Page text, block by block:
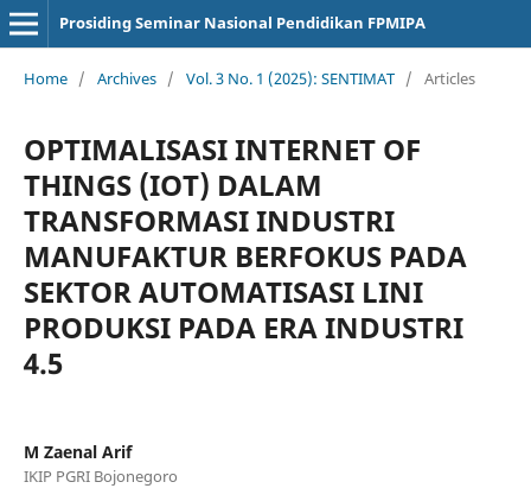
Prosiding Seminar Nasional Pendidikan FPMIPA
Home / Archives / Vol. 3 No. 1 (2025): SENTIMAT / Articles
OPTIMALISASI INTERNET OF
THINGS (IOT) DALAM
TRANSFORMASI INDUSTRI
MANUFAKTUR BERFOKUS PADA
SEKTOR AUTOMATISASI LINI
PRODUKSI PADA ERA INDUSTRI
4.5
M Zaenal Arif
IKIP PGRI Bojonegoro